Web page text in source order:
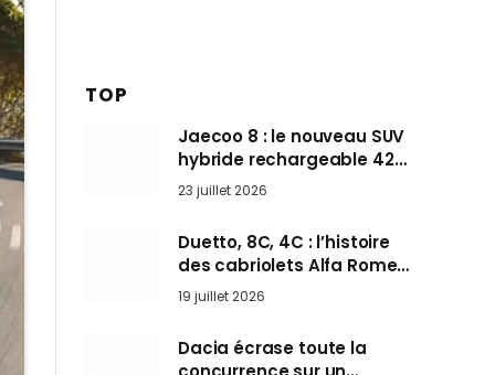
TOP
Jaecoo 8 : le nouveau SUV
hybride rechargeable 428
ch qui vise l’Audi Q7 arrive
en Europe cet automne
23 juillet 2026
Duetto, 8C, 4C : l’histoire
des cabriolets Alfa Romeo,
ces Spider qui ont défini
l’art de rouler cheveux au
vent
19 juillet 2026
Dacia écrase toute la